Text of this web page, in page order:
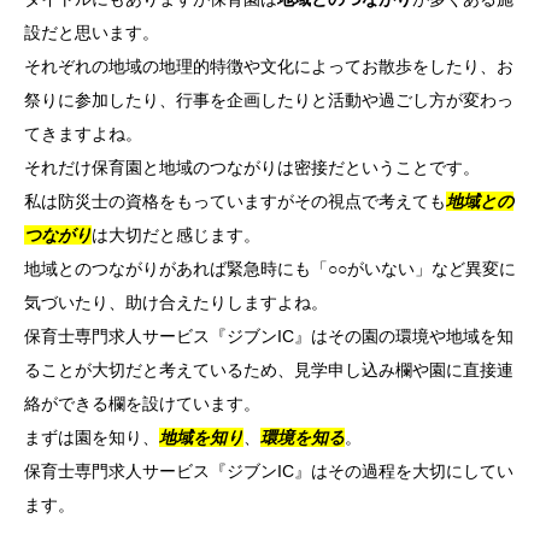
設だと思います。
それぞれの地域の地理的特徴や文化によってお散歩をしたり、お
祭りに参加したり、行事を企画したりと活動や過ごし方が変わっ
てきますよね。
それだけ保育園と地域のつながりは密接だということです。
私は防災士の資格をもっていますがその視点で考えても地域との
つながりは大切だと感じます。
地域とのつながりがあれば緊急時にも「○○がいない」など異変に
気づいたり、助け合えたりしますよね。
保育士専門求人サービス『ジブンIC』はその園の環境や地域を知
ることが大切だと考えているため、見学申し込み欄や園に直接連
絡ができる欄を設けています。
まずは園を知り、 地域を知り、 環境を知る。
保育士専門求人サービス『ジブンIC』はその過程を大切にしてい
ます。